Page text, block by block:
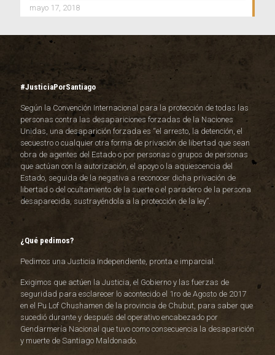
mayo 17, 2018
#JusticiaPorSantiago
Según la Convención Internacional para la protección de todas las
personas contra las desapariciones forzadas de la Naciones
Unidas, una desaparición forzada es “el arresto, la detención, el
secuestro o cualquier otra forma de privación de libertad que sean
obra de agentes del Estado o por personas o grupos de personas
que actúan con la autorización, el apoyo o la aquiescencia del
Estado, seguida de la negativa a reconocer dicha privación de
libertad o del ocultamiento de la suerte o el paradero de la persona
desaparecida, sustrayéndola a la protección de la ley”.
¿Qué pedimos?
Pedimos una Justicia Independiente, pronta e imparcial.
Exigimos que actúen la Justicia, el Gobierno y las fuerzas de
seguridad para esclarecer lo acontecido el 1ro de Agosto de 2017
en el Pu Lof Chushamen de la provincia de Chubut, para saber que
sucedió durante y después del operativo encabezado por
Gendarmería Nacional que tuvo como consecuencia la desaparición
y muerte de Santiago Maldonado.